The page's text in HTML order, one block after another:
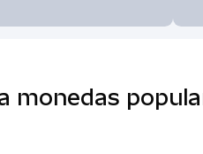
monedas